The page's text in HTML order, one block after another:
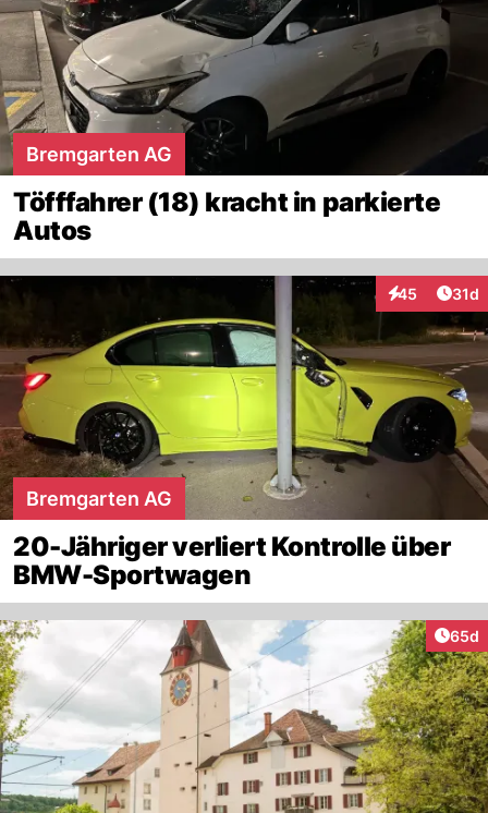
Bremgarten AG
Töfffahrer (18) kracht in parkierte
Autos
45
Interaktionen
31d
Bremgarten AG
20-Jähriger verliert Kontrolle über
BMW-Sportwagen
65d